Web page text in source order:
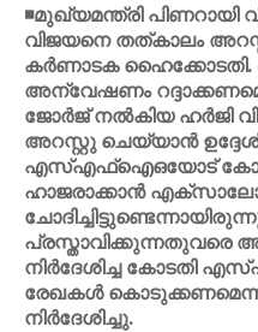
◾മുഖ്യമന്ത്രി പിണറായി
വിജയനെ തത്കാലം
കര്‍ണാടക ഹൈക്കോടതി.
അന്വേഷണം
ജോര്‍ജ് നല്‍കിയ ഹര്‍ജി
അറസ്റ്റു ചെയ്യാന്‍
എസ്എഫ്ഐഒയോട്
ഹാജരാക്കാന്‍
പ്രസ്താവിക്കുന്നതുവരെ
നിര്‍ദേശിച്ച കോടതി
രേഖകള്‍
നിര്‍ദേശിച്ചു.